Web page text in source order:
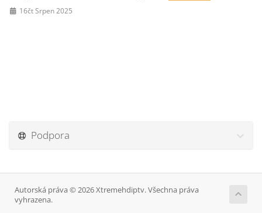
16čt Srpen 2025
Podpora
Autorská práva © 2026 Xtremehdiptv. Všechna práva
vyhrazena.